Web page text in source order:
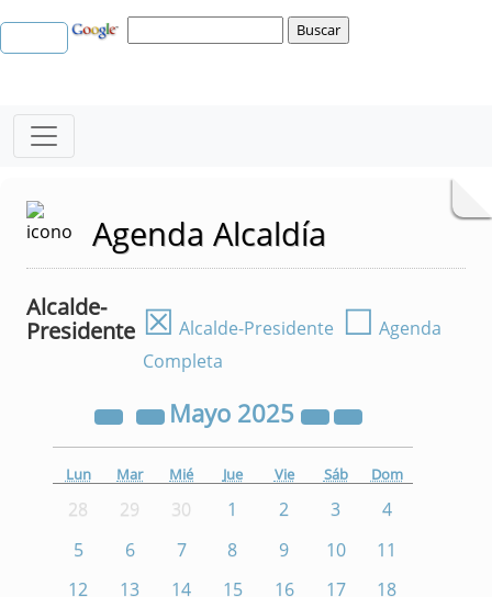
Agenda Alcaldía
Alcalde-
Presidente ☒ Alcalde-Presidente ☐ Agenda
Completa
Mayo 2025
Lun Mar Mié Jue Vie Sáb Dom
28 29 30 1 2 3
4
5
6 7 8 9 10
11
12
13 14 15 16 17
18